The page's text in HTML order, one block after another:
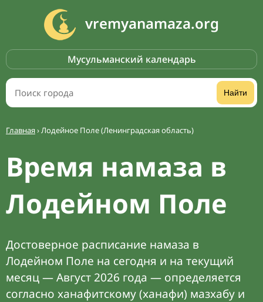
vremyanamaza.org
Мусульманский календарь
Найти
Главная›Лодейное Поле (Ленинградская область)
Время намаза в
Лодейном Поле
Достоверное расписание намаза в
Лодейном Поле на сегодня и на текущий
месяц — Август 2026 года — определяется
согласно ханафитскому (ханафи) мазхабу и